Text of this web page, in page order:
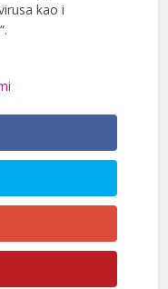
kao i